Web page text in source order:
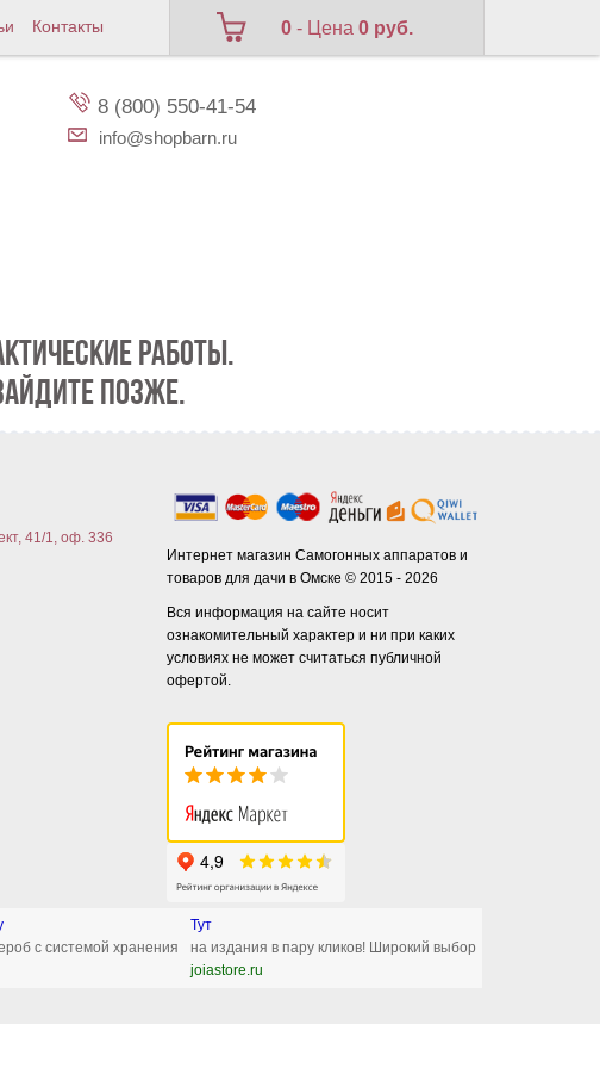
Контакты 0 - Цена0 руб.
8 (800) 550-41-54
info@shopbarn.ru
РАБОТЫ.
ПОЗЖЕ.
41/1, оф. 336
Интернет магазин Самогонных аппаратов и
товаров для дачи в Омске © 2015 - 2026
Вся информация на сайте носит
ознакомительный характер и ни при каких
условиях не может считаться публичной
офертой.
с системой хранения
Тут
на издания в пару кликов! Широкий выбор
joiastore.ru